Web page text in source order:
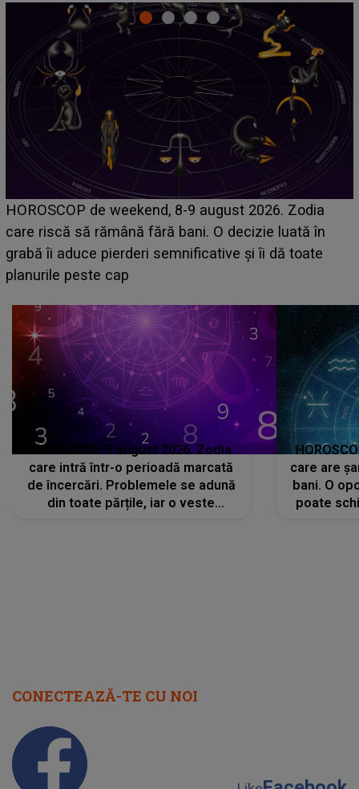
Emanuel a ținut ACEST DETALIU ASCUNS până
acum! În fața Alexandrei, concurentul din Casa Iubirii
face o MĂRTURISIRE NEAȘTEPTATĂ despre mama
sa: "I-am spus și ei în față, eu nu te iubesc pentru
HOROSCOP 7 august 2026. Zodia
care intră într-o perioadă marcată
de încercări. Problemele se adună
din toate părțile, iar o veste
care are
bani. O
poate
CONECTEAZĂ-TE CU NOI